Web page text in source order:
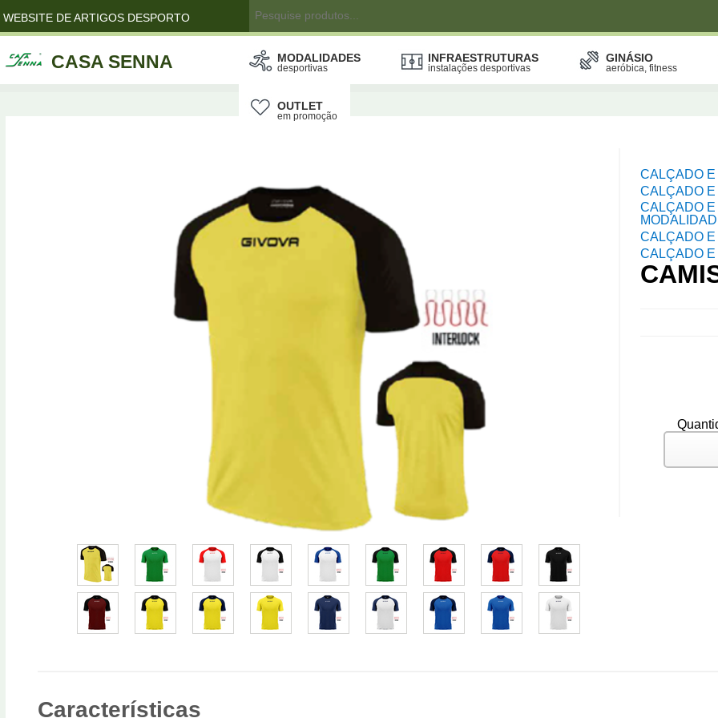
WEBSITE DE ARTIGOS DESPORTO
CASA SENNA MODALIDADES
desportivas
INFRAESTRUTURAS
instalações desportivas
GINÁSIO
aeróbica, fitness
OUTLET
em promoção
CALÇADO
CALÇADO
CALÇADO
CALÇADO
CALÇADO
Características